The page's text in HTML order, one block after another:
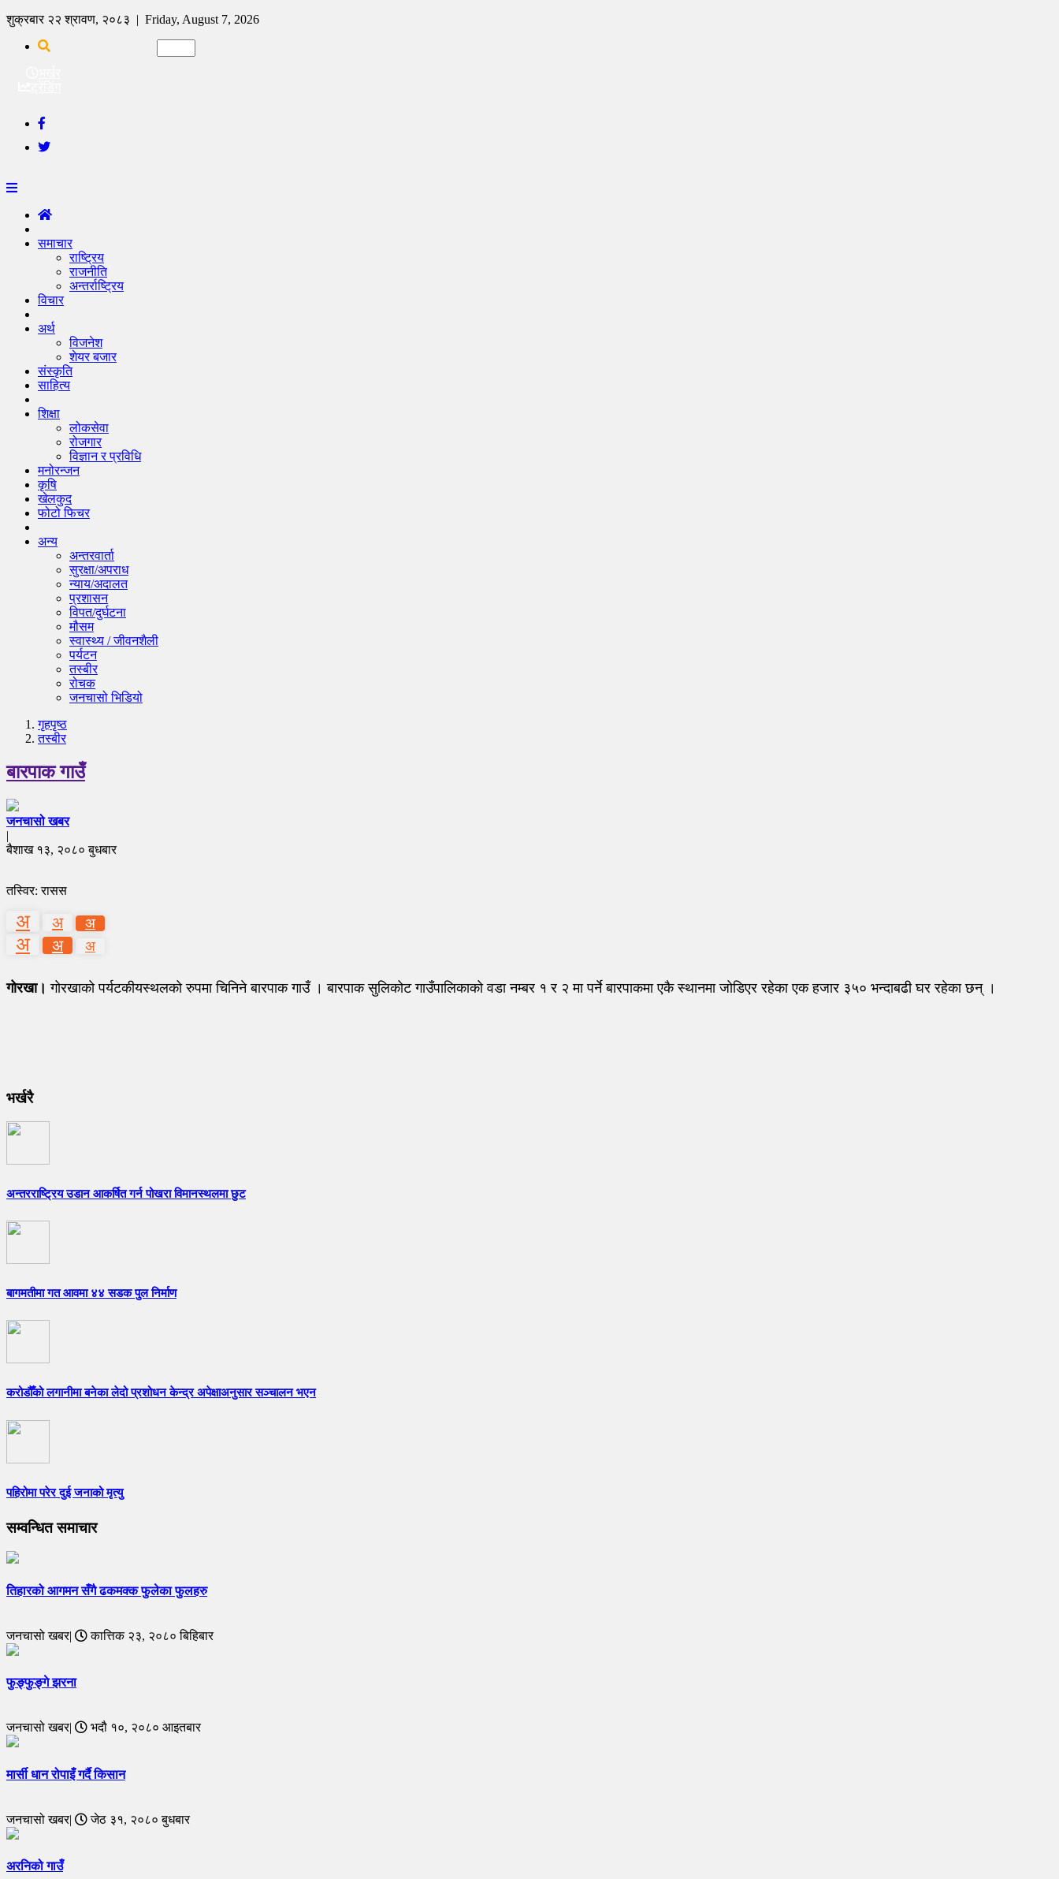
शुक्रबार २२ श्रावण, २०८३ | Friday, August 7, 2026
समाचार
राष्ट्रिय
राजनीति
अन्तर्राष्ट्रिय
विचार
अर्थ
विजनेश
शेयर बजार
संस्कृति
साहित्य
शिक्षा
लोकसेवा
रोजगार
विज्ञान र प्रविधि
मनोरन्जन
कृषि
खेलकुद
फोटो फिचर
अन्य
अन्तरवार्ता
सुरक्षा/अपराध
न्याय/अदालत
प्रशासन
विपत/दुर्घटना
मौसम
स्वास्थ्य / जीवनशैली
पर्यटन
तस्बीर
रोचक
जनचासो भिडियो
गृहपृष्‍ठ
तस्बीर
बारपाक गाउँ
जनचासो खबर
|
बैशाख १३, २०८० बुधबार
तस्विर: रासस
अ अ अ
अ अ अ
गोरखा। गोरखाको पर्यटकीयस्थलको रुपमा चिनिने बारपाक गाउँ । बारपाक सुलिकोट गाउँपालिकाको वडा नम्बर १ र २ मा पर्ने बारपाकमा एकै स्थानमा जोडिएर रहेका एक हजार ३५० भन्दाबढी घर रहेका छन् ।
भर्खरै
अन्तरराष्ट्रिय उडान आकर्षित गर्न पोखरा विमानस्थलमा छुट
बागमतीमा गत आवमा ४४ सडक पुल निर्माण
करोडौँको लगानीमा बनेका लेदो प्रशोधन केन्द्र अपेक्षाअनुसार सञ्चालन भएन
पहिरोमा परेर दुई जनाको मृत्यु
सम्वन्धित समाचार
तिहारको आगमन सँगै ढकमक्क फुलेका फुलहरु
जनचासो खबर| कात्तिक २३, २०८० बिहिबार
फुङ्फुङ्गे झरना
जनचासो खबर| भदौ १०, २०८० आइतबार
मार्सी धान रोपाइँ गर्दै किसान
जनचासो खबर| जेठ ३१, २०८० बुधबार
अरनिको गाउँ